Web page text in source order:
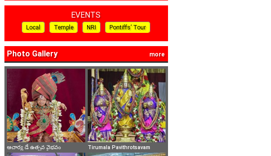
EVENTS
Local Temple NRI Pontiffs’ Tour
Photo Gallery more
ఆచార్య డే ఉత్సవ వైభవం Tirumala Pavithrotsavam